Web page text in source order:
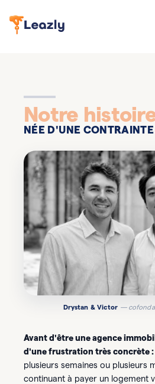
Notre
NÉE D'UNE
Drystan & Victor —
Avant d'être une agence
d'une frustration très concrète :
plusieurs semaines ou plusieurs
continuant à payer un logement